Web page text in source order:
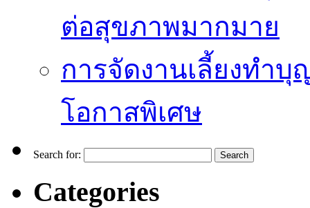
ต่อสุขภาพมากมาย
การจัดงานเลี้ยงทำ
โอกาสพิเศษ
Search for:
Categories